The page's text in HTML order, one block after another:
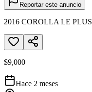
Reportar este anuncio
2016 COROLLA LE PLUS
$9,000
Hace 2 meses